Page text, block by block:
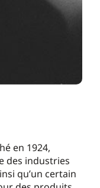
en 1924,
des industries
qu’un certain